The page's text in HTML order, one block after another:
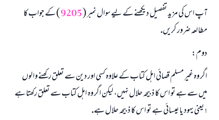
آپ اس كى مزيد تفصيل ديكھنے كے ليے سوال نمبر (9205) كے جواب كا
مطالعہ ضرور كريں.
دوم:
اگر وہ غير مسلم قصائى اہل كتاب كے علاوہ كسى اور دين سے تعلق ركھنے والوں
ميں سے ہے تو اس كا ذبيحہ حلال نہيں، ليكن اگر وہ اہل كتاب سے تعلق ركھتا ہے
؛ يعنى يہود يا عيسائى ہے تو اس كا ذبيحہ حلال ہے.